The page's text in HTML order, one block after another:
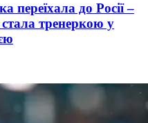
переїхала до Росії –
тренеркою у